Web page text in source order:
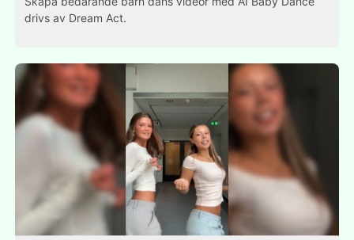
drivs av Dream Act.